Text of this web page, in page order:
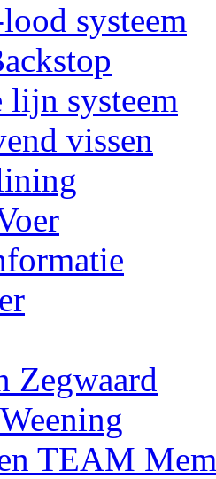
systeem
systeem
vissen
Zegwaard
TEAM